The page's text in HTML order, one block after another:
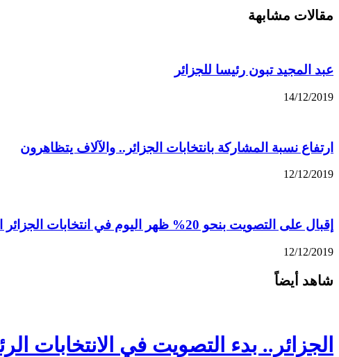
مقالات مشابهة
عبد المجيد تبون رئيسا للجزائر
14/12/2019
ارتفاع نسبة المشاركة بانتخابات الجزائر.. والآلاف يتظاهرون
12/12/2019
إقبال على التصويت بنحو 20% ظهر اليوم في انتخابات الجزائر الرئاسية
12/12/2019
شاهد أيضاً
الجزائر.. بدء التصويت في الانتخابات